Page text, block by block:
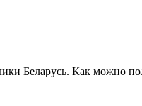
Беларусь. Как